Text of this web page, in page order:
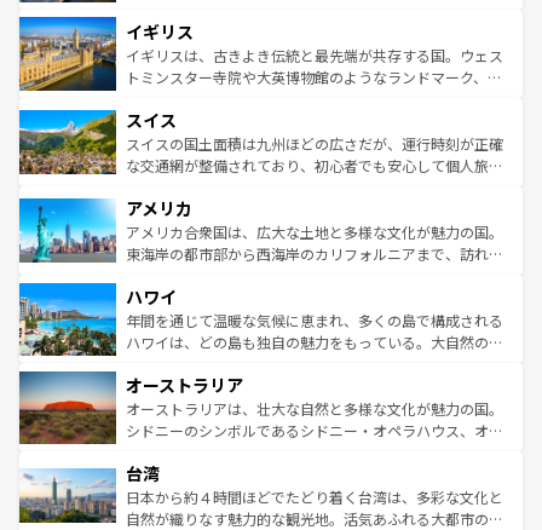
いる。シャンパンの発祥地であるランス、プロヴァンスの
香り高いラベンダー畑など、多彩な楽しみ方が可能だ。さ
らに、パリ以外の地域にも魅力が溢れており、どの街角に
れる地方に足を運ぶとそれぞれで全く異なる文化を体験で
きるだろう。 なお、新着のフランス情報はコンテンツ一覧
を参照してほしい。
顔を持つこの国は、どこを歩いても飽きることがない。ベ
ルリンの文化的活気、バイエルン州のアルプスの絶景、そ
してライン川沿いのワイン畑といった風景は必見。ビール
は、お酒好きな人にはぜひ体験してほしい。 なお、新着の
ドイツ情報はコンテンツ一覧を参照してほしい。
イギリス
イギリスは、古きよき伝統と最先端が共存する国。ウェス
トミンスター寺院や大英博物館のようなランドマーク、歴
リアごとに異なる魅力がある。また、優雅なアフタヌーン
ティー、ビール好きにはたまらない英国パブ、サッカー観
戦など、本場だからこそできる体験も豊富。イギリスを旅
ンツ一覧を参照してほしい。
スイス
スイスの国土面積は九州ほどの広さだが、運行時刻が正確
な交通網が整備されており、初心者でも安心して個人旅行
の建物がそのまま残る町や、スイスならではのユニークな
博物館もあり、アルプス観光だけでなく町歩きも満喫する
ことができる。国民の所得が高いため物価も高いが、旅行
ば市内交通費無料で観光を楽しむこともできる。 なお、新
着のスイス情報はコンテンツ一覧 を参照してほしい。
アメリカ
アメリカ合衆国は、広大な土地と多様な文化が魅力の国。
東海岸の都市部から西海岸のカリフォルニアまで、訪れる
のような巨大都市は、観光、ショッピング、エンターテイ
ンメントが詰まった刺激的なスポットだ。一方、アメリカ
西部には大自然が広がり、グランドキャニオンやイエロー
部のニューオーリンズでは、音楽と美食が融合した独特の
文化が魅力。旅行者はアメリカの各地域で異なる魅力を楽
しみながら、その多様性と豊かな歴史を感じることができ
ならではの贅沢な旅のスタイルだ。 なお、新着のアメリカ
情報はコンテンツ一覧を参照してほしい。
ハワイ
年間を通じて温暖な気候に恵まれ、多くの島で構成される
ハワイは、どの島も独自の魅力をもっている。大自然の神
ワイ島は見逃せない。また、定番の観光地といえばオアフ
島だが、静かな自然を求めるならマウイ島やカウアイ島が
おすすめ。エメラルドグリーンに輝く海をはじめ、豊かな
れるおもてなしの心で訪れる人々を迎えてくれるハワイの
人々、おいしいローカルフードやハワイアンミュージッ
ク、伝統的なフラダンスなど、すべてがハワイの魅力を彩
オーストラリア
オーストラリアは、壮大な自然と多様な文化が魅力の国。
シドニーのシンボルであるシドニー・オペラハウス、オー
リアリーフや大陸中央部にそびえるウルル（エアーズロッ
ク）、タスマニアの美しい原生林やケアンズの熱帯雨林な
ど、見どころがたくさん。また、カフェやワイン、オージ
台湾
日本から約４時間ほどでたどり着く台湾は、多彩な文化と
自然が織りなす魅力的な観光地。活気あふれる大都市の台